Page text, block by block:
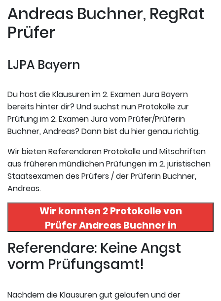
Andreas Buchner, RegRat
Prüfer
LJPA Bayern
Du hast die Klausuren im 2. Examen Jura Bayern
bereits hinter dir? Und suchst nun Protokolle zur
Prüfung im 2. Examen Jura vom Prüfer/Prüferin
Buchner, Andreas? Dann bist du hier genau richtig.
Wir bieten Referendaren Protokolle und Mitschriften
aus früheren mündlichen Prüfungen im 2. juristischen
Staatsexamen des Prüfers / der Prüferin Buchner,
Andreas.
Wir konnten 2 Protokolle von
PrüferAndreas Buchner in
uneserer Datenbank finden. Hier
registrieren und die Protokolle
abrufen.
Referendare: Keine Angst
vorm Prüfungsamt!
Nachdem die Klausuren gut gelaufen und der